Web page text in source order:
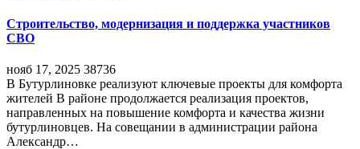
Строительство, модернизация и поддержка участников
СВО
нояб 17, 2025 38736
В Бутурлиновке реализуют ключевые проекты для комфорта
жителей В районе продолжается реализация проектов,
направленных на повышение комфорта и качества жизни
бутурлиновцев. На совещании в администрации района
Александр…